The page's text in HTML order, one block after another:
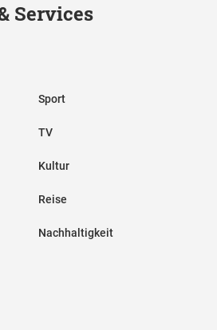
Services
Sport
TV
Kultur
Reise
Nachhaltigkeit